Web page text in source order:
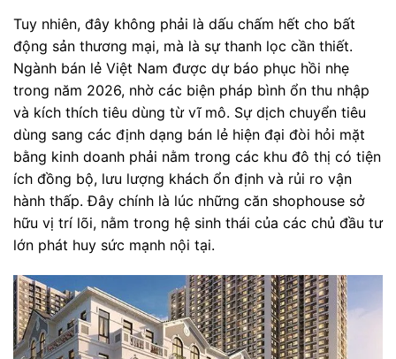
Tuy nhiên, đây không phải là dấu chấm hết cho bất
động sản thương mại, mà là sự thanh lọc cần thiết.
Ngành bán lẻ Việt Nam được dự báo phục hồi nhẹ
trong năm 2026, nhờ các biện pháp bình ổn thu nhập
và kích thích tiêu dùng từ vĩ mô. Sự dịch chuyển tiêu
dùng sang các định dạng bán lẻ hiện đại đòi hỏi mặt
bằng kinh doanh phải nằm trong các khu đô thị có tiện
ích đồng bộ, lưu lượng khách ổn định và rủi ro vận
hành thấp. Đây chính là lúc những căn shophouse sở
hữu vị trí lõi, nằm trong hệ sinh thái của các chủ đầu tư
lớn phát huy sức mạnh nội tại.